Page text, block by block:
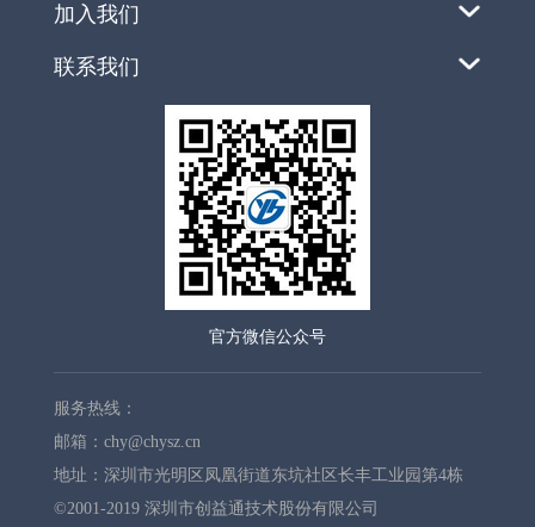
加入我们
联系我们
官方微信公众号
服务热线：
邮箱：chy@chysz.cn
地址：深圳市光明区凤凰街道东坑社区长丰工业园第4栋
©️2001-2019 深圳市创益通技术股份有限公司